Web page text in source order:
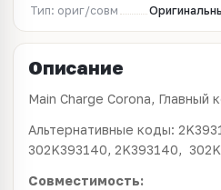
Тип: ориг/совм
Описание
Main Charge Corona, Главный
Альтернативные коды:
302K393140, 2K393140,
Совместимость: